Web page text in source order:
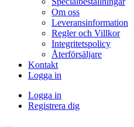
Om oss
Leveransinformation
Regler och Villkor
Integritetspolicy
Återförsäljare
Kontakt
Logga in
Logga in
Registrera dig